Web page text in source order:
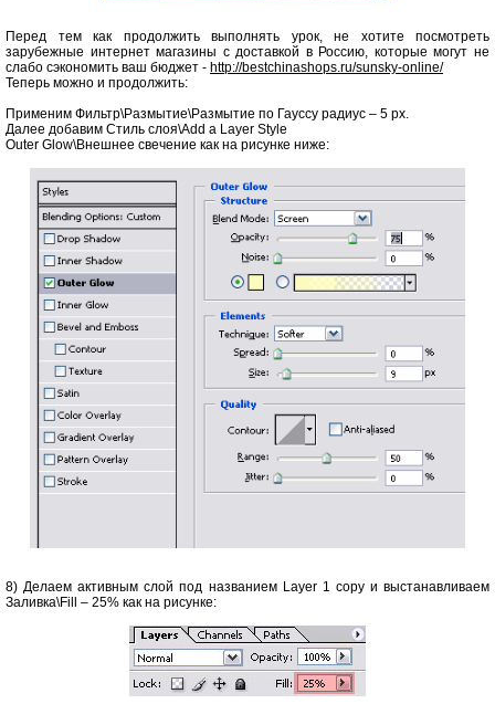
Перед тем как продолжить выполнять урок, не хотите посмотреть
зарубежные интернет магазины с доставкой в Россию, которые могут не
слабо сэкономить ваш бюджет - http://bestchinashops.ru/sunsky-online/
Теперь можно и продолжить:
Применим Фильтр\Размытие\Размытие по Гауссу радиус – 5 рх.
Далее добавим Стиль слоя\Add a Layer Style
Outer Glow\Внешнее свечение как на рисунке ниже:
8) Делаем активным слой под названием Layer 1 copy и выстанавливаем
Заливка\Fill – 25% как на рисунке: